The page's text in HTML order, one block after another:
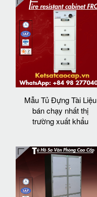
Mẫu Tủ Đựng Tài Liệu
bán chạy nhất thị
trường xuất khẩu